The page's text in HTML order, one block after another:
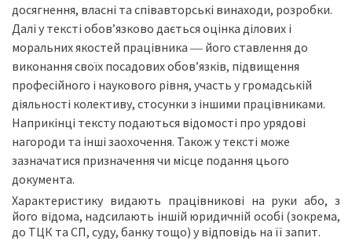
досягнення, власні та співавторські винаходи, розробки.
Далі у тексті обов’язково дається оцінка ділових і
моральних якостей працівника ― його ставлення до
виконання своїх посадових обов’язків, підвищення
професійного і наукового рівня, участь у громадській
діяльності колективу, стосунки з іншими працівниками.
Наприкінці тексту подаються відомості про урядові
нагороди та інші заохочення. Також у тексті може
зазначатися призначення чи місце подання цього
документа.
Характеристику видають працівникові на руки або, з
його відома, надсилають іншій юридичній особі (зокрема,
до ТЦК та СП, суду, банку тощо) у відповідь на її запит.